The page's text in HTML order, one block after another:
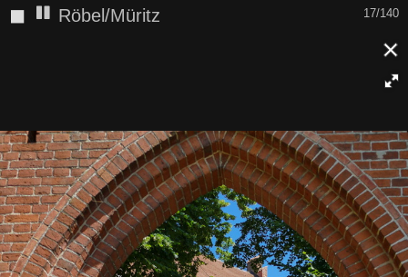
17/140
◼ Röbel/Müritz